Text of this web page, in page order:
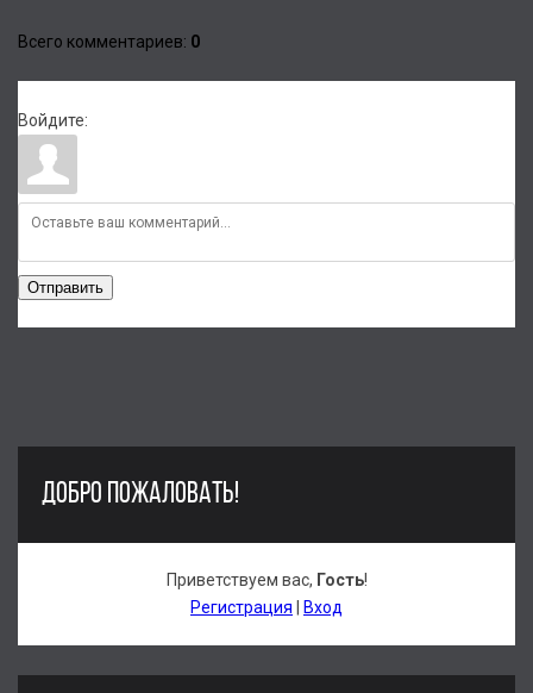
Всего комментариев: 0
Войдите:
Отправить
ДОБРО ПОЖАЛОВАТЬ!
Приветствуем вас, Гость!
Регистрация
Вход